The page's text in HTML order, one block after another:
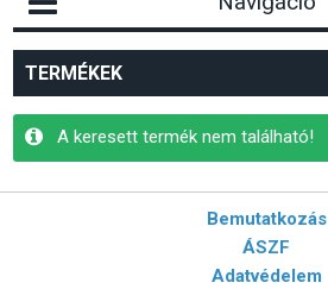
TERMÉKEK
A keresett termék nem található!
Bemutatkozás
ÁSZF
Adatvédelem